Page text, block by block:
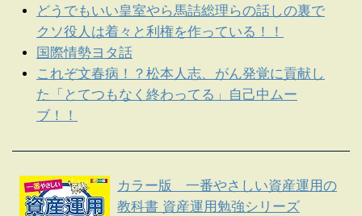
どうでもいい皇室やら馬詰総理らの話しの裏で
クソ役人は着々と利権を作っている！！
国際情勢ヨタ話
これぞ文春病！？松本人志、がん発覚に貢献し
た「とてつもなく終わってる」自己中ムー
ブ！！
カラー版 一番やさしい資産運用の
教科書 資産運用勉強シリーズ